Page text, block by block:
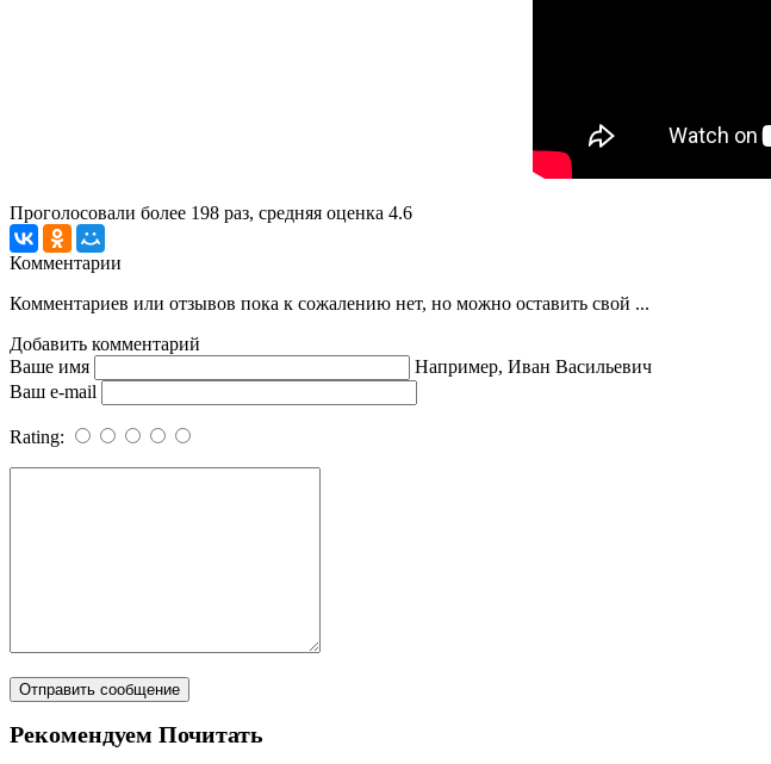
Проголосовали более 198 раз, средняя оценка 4.6
Комментарии
Комментариев или отзывов пока к сожалению нет, но можно оставить свой ...
Добавить комментарий
Ваше имя
Например, Иван Васильевич
Ваш e-mail
Rating:
Рекомендуем Почитать